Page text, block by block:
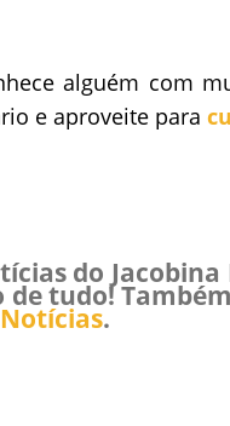
alguém com
e aproveite para
do
tudo!
.